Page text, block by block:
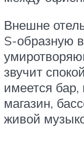
Внешне
S-образную
звучит
имеется бар,
магазин,
живой